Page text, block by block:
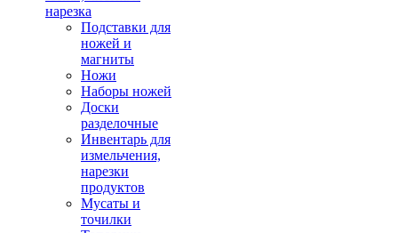
нарезка
Подставки для
ножей и
магниты
Ножи
Наборы ножей
Доски
разделочные
Инвентарь для
измельчения,
нарезки
продуктов
Мусаты и
точилки